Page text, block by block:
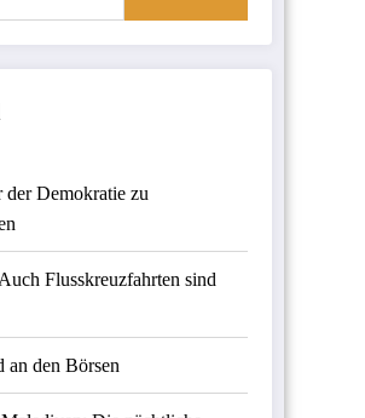
der Demokratie zu
Flusskreuzfahrten sind
an den Börsen